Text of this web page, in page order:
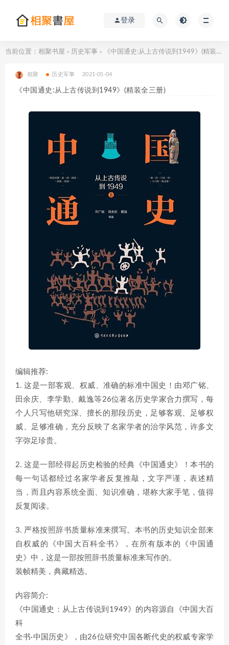
登录
当前位置： 相聚书屋 > 历史军事 > 《中国通史:从上古传说到1949》(精装全三册)
相聚 历史军事 2021-05-04
《中国通史:从上古传说到1949》(精装全三册)
编辑推荐:
1. 这是一部客观、权威、准确的标准中国史！由邓广铭、
田余庆、李学勤、戴逸等26位著名历史学家合力撰写，每
个人只写他研究深、擅长的那段历史，足够客观、足够权
威、足够准确，充分反映了名家学者的治学风范，许多文
字弥足珍贵。
2. 这是一部经得起历史检验的经典《中国通史》！本书的
每一句话都经过名家学者反复推敲，文字严谨，表述精
当，而且内容系统全面、知识准确，堪称大家手笔，值得
反复阅读。
3. 严格按照辞书质量标准来撰写。本书的历史知识全部来
自权威的《中国大百科全书》，在所有版本的《中国通
史》中，这是一部按照辞书质量标准来写作的。
装帧精美，典藏精选。
内容简介:
《中国通史：从上古传说到1949》的内容源自《中国大百
科
全书·中国历史》，由26位研究中国各断代史的权威专家学